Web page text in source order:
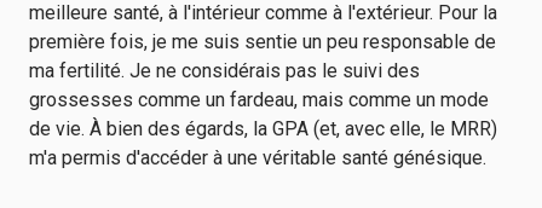
meilleure santé, à l'intérieur comme à l'extérieur. Pour la
première fois, je me suis sentie un peu responsable de
ma fertilité. Je ne considérais pas le suivi des
grossesses comme un fardeau, mais comme un mode
de vie. À bien des égards, la GPA (et, avec elle, le MRR)
m'a permis d'accéder à une véritable santé génésique.